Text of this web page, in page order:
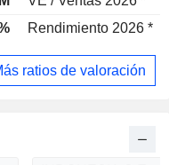
Rendimiento 2026 *
ratios de valoración